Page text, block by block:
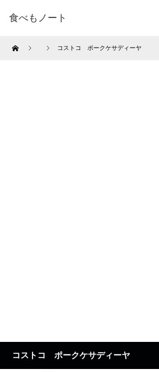
食べもノート
Home コストコ ポークケサディーヤ
コストコ ポークケサディーヤ